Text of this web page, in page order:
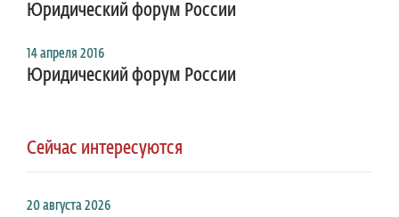
Юридический форум России
14 апреля 2016
Юридический форум России
Сейчас интересуются
20 августа 2026